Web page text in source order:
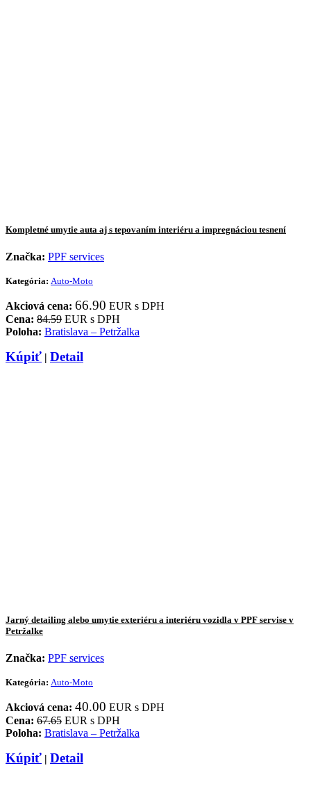
Kompletné umytie auta aj s tepovaním interiéru a impregnáciou tesnení
Značka: PPF services
Kategória: Auto-Moto
Akciová cena: 66.90 EUR s DPH
Cena: 84.59 EUR s DPH
Poloha: Bratislava – Petržalka
Kúpiť | Detail
Jarný detailing alebo umytie exteriéru a interiéru vozidla v PPF servise v
Petržalke
Značka: PPF services
Kategória: Auto-Moto
Akciová cena: 40.00 EUR s DPH
Cena: 67.65 EUR s DPH
Poloha: Bratislava – Petržalka
Kúpiť | Detail